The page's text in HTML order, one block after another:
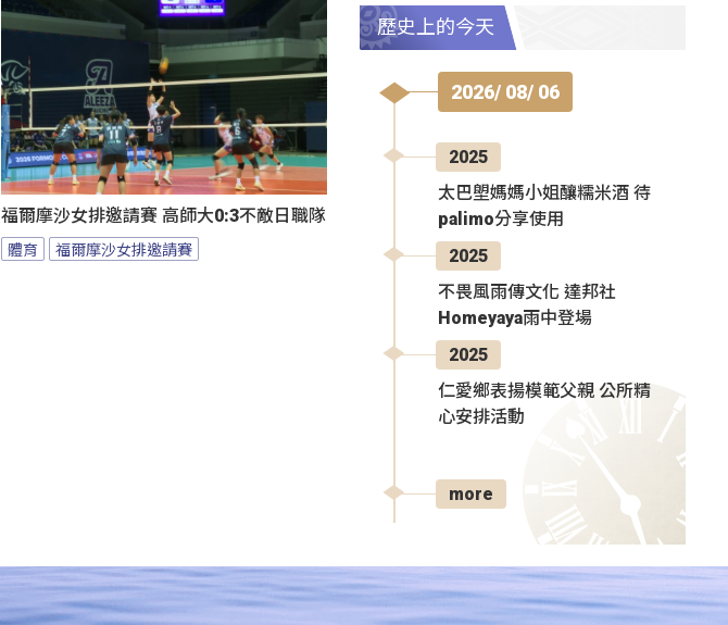
福爾摩沙女排邀請賽 高師大0:3不敵日職隊
體育 福爾摩沙女排邀請賽
歷史上的今天
2026/ 08/ 06
2025
太巴塱媽媽小姐釀糯米酒 待
palimo分享使用
2025
不畏風雨傳文化 達邦社
Homeyaya雨中登場
2025
仁愛鄉表揚模範父親 公所精
心安排活動
more